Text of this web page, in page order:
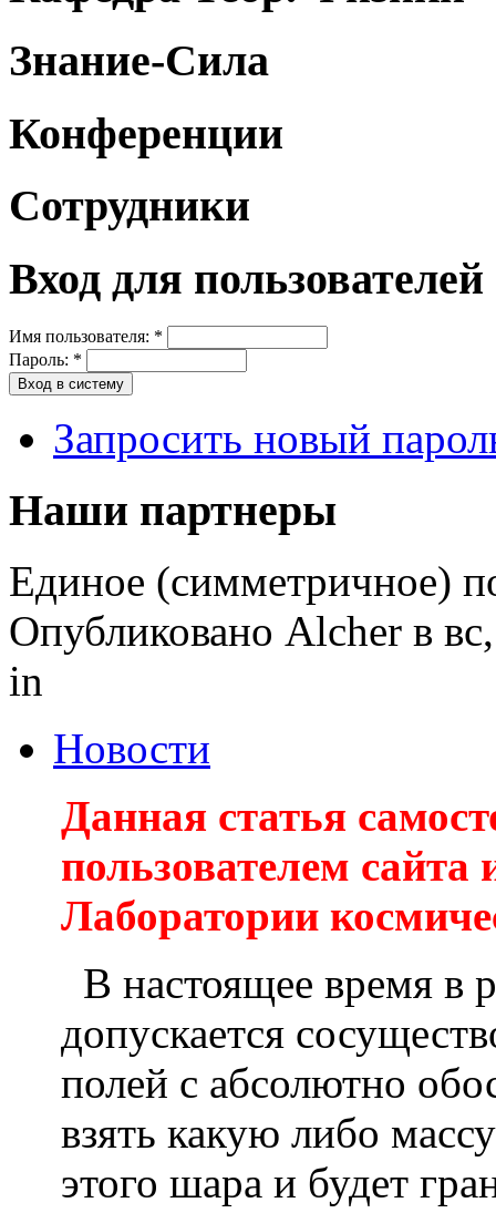
Знание-Сила
Конференции
Сотрудники
Вход для пользователей
Имя пользователя: *
Пароль: *
Запросить новый
Наши партнеры
Единое (симметричное)
Опубликовано Alcher в
in
Новости
Данная статья
пользователем
Лаборатории
В настоящее время в
допускается
полей с абсолютно
взять какую либо
этого шара и будет